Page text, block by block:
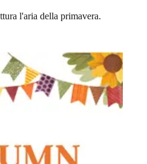
l'aria della primavera.